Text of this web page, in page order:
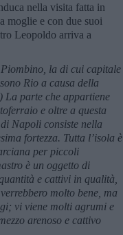
nella visita fatta in
moglie e con due suoi
Leopoldo arriva a
la di cui capitale
Rio a causa della
La parte che appartiene
e oltre a questa
Napoli consiste nella
fortezza. Tutta l’isola è
per piccoli
è un oggetto di
e cattivi in qualità,
molto bene, ma
vi viene molti agrumi e
arenoso e cattivo